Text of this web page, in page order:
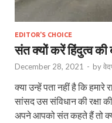
EDITOR'S CHOICE
संत क्यों करें हिंदुत्व की
December 28, 2021 - by
क्या उन्हें पता नहीं है कि हमारे
सांसद उस संविधान की रक्षा
अपने आपको संत कहते हैं तो